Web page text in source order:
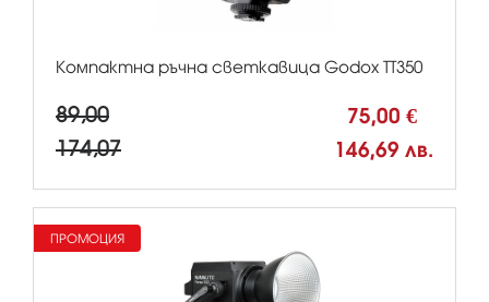
Компактна ръчна светкавица Godox TT350
89,00 75,00 €
174,07 146,69 лв.
ПРОМОЦИЯ